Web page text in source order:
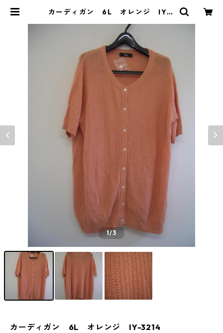
カーディガン 6L オレンジ IY-3
1/3
カーディガン 6L オレンジ IY-3214